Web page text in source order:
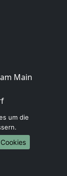
Main
um die